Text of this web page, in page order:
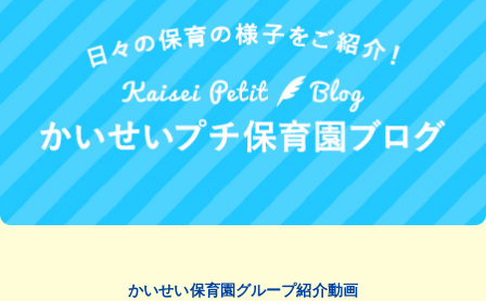
かいせい保育園グループ紹介動画